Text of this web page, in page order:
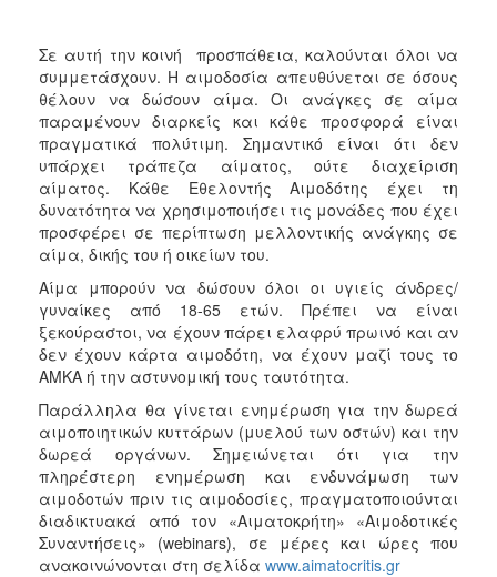
Σε αυτή την κοινή προσπάθεια, καλούνται όλοι να
συμμετάσχουν. Η αιμοδοσία απευθύνεται σε όσους
θέλουν να δώσουν αίμα. Οι ανάγκες σε αίμα
παραμένουν διαρκείς και κάθε προσφορά είναι
πραγματικά πολύτιμη. Σημαντικό είναι ότι δεν
υπάρχει τράπεζα αίματος, ούτε διαχείριση
αίματος. Κάθε Εθελοντής Αιμοδότης έχει τη
δυνατότητα να χρησιμοποιήσει τις μονάδες που έχει
προσφέρει σε περίπτωση μελλοντικής ανάγκης σε
αίμα, δικής του ή οικείων του.
Αίμα μπορούν να δώσουν όλοι οι υγιείς άνδρες/
γυναίκες από 18-65 ετών. Πρέπει να είναι
ξεκούραστοι, να έχουν πάρει ελαφρύ πρωινό και αν
δεν έχουν κάρτα αιμοδότη, να έχουν μαζί τους το
ΑΜΚΑ ή την αστυνομική τους ταυτότητα.
Παράλληλα θα γίνεται ενημέρωση για την δωρεά
αιμοποιητικών κυττάρων (μυελού των οστών) και την
δωρεά οργάνων. Σημειώνεται ότι για την
πληρέστερη ενημέρωση και ενδυνάμωση των
αιμοδοτών πριν τις αιμοδοσίες, πραγματοποιούνται
διαδικτυακά από τον «Αιματοκρήτη» «Αιμοδοτικές
Συναντήσεις» (webinars), σε μέρες και ώρες που
ανακοινώνονται στη σελίδα www.aimatocritis.gr